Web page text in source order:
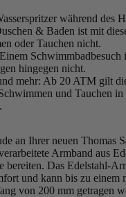
während des
& Baden ist mit
oder Tauchen nicht.
Schwimmbadbesuch
hingegen nicht.
mehr: Ab 20 ATM gilt
und Tauchen
an Ihrer neuen Thomas
Armband aus
bereiten. Das Edelstahl-
und kann bis zu einem
von 200 mm getragen